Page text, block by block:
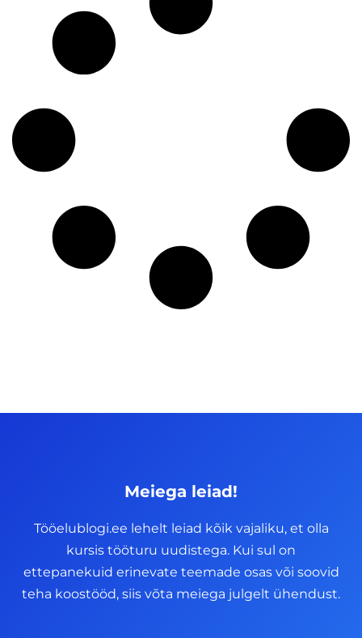
Meiega leiad!
Tööelublogi.ee lehelt leiad kõik vajaliku, et olla
kursis tööturu uudistega. Kui sul on
ettepanekuid erinevate teemade osas või soovid
teha koostööd, siis võta meiega julgelt ühendust.